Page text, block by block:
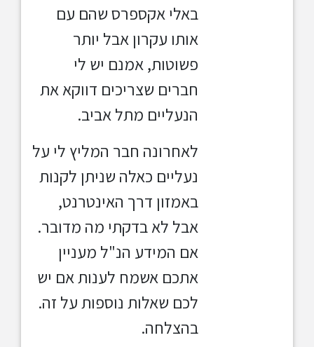
באלי אקספרס שהם עם
אותו עקרון אבל יותר
פשוטות, אמנם יש לי
חברים שצריכים דווקא את
הנעליים מתל אביב.
לאחרונה חבר המליץ לי על
נעליים כאלה שניתן לקנות
באמזון דרך האינטרנט,
אבל לא בדקתי מה מדובר.
אם המידע הנ"ל מעניין
אתכם אשמח לענות אם יש
לכם שאלות נוספות על זה.
בהצלחה.